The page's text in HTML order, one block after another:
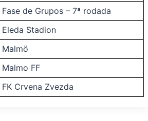
Fase de Grupos – 7ª rodada
Eleda Stadion
Malmö
Malmo FF
FK Crvena Zvezda